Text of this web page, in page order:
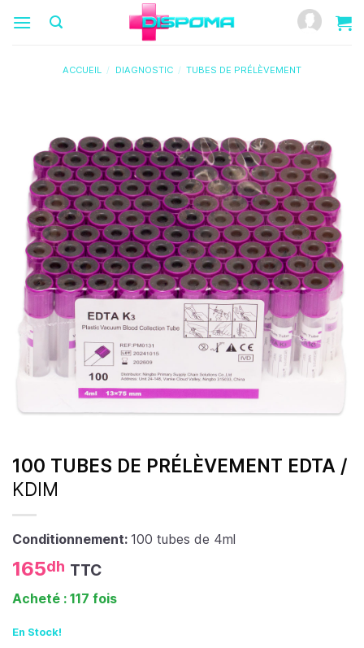
ACCUEIL / DIAGNOSTIC / TUBES DE PRÉLÈVEMENT
100 TUBES DE PRÉLÈVEMENT EDTA /
KDIM
Conditionnement: 100 tubes de 4ml
165dh TTC
Acheté : 117 fois
En Stock!